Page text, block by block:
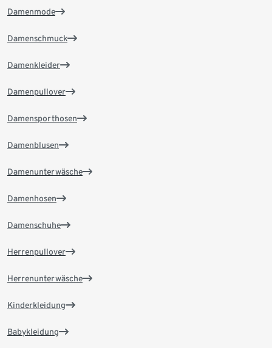
Damenmode
Damenschmuck
Damenkleider
Damenpullover
Damensporthosen
Damenblusen
Damenunterwäsche
Damenhosen
Damenschuhe
Herrenpullover
Herrenunterwäsche
Kinderkleidung
Babykleidung